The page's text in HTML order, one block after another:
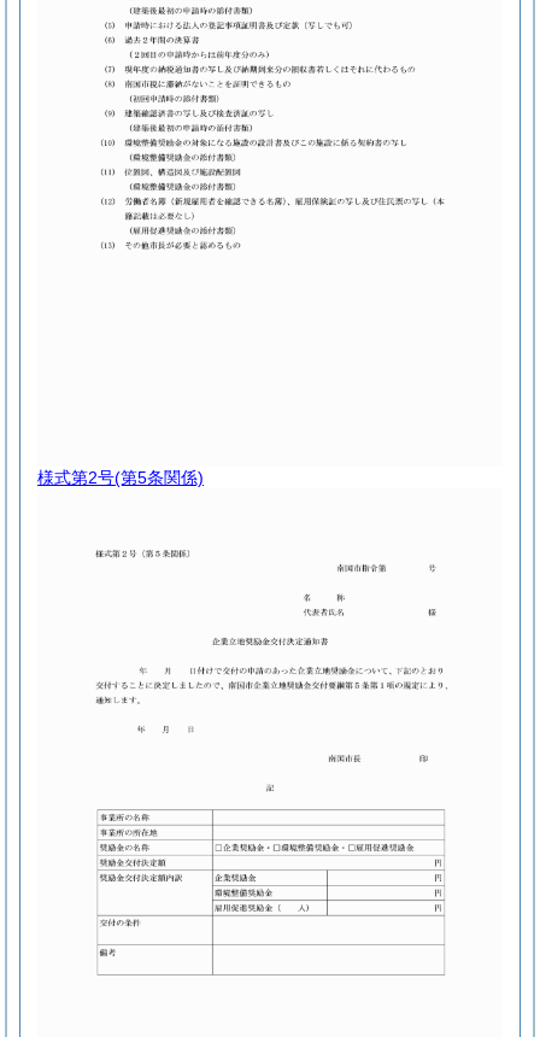
様式第2号(第5条関係)